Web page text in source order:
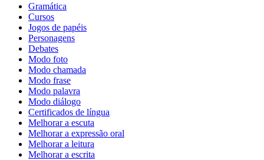
Gramática
Cursos
Jogos de papéis
Personagens
Debates
Modo foto
Modo chamada
Modo frase
Modo palavra
Modo diálogo
Certificados de língua
Melhorar a escuta
Melhorar a expressão oral
Melhorar a leitura
Melhorar a escrita